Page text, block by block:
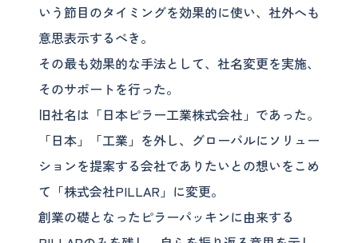
いう節目のタイミングを効果的に使い、社外へも
意思表示するべき。
その最も効果的な手法として、社名変更を実施、
そのサポートを行った。
旧社名は「日本ピラー工業株式会社」であった。
「日本」「工業」を外し、グローバルにソリュー
ションを提案する会社でありたいとの想いをこめ
て「株式会社PILLAR」に変更。
創業の礎となったピラーパッキンに由来する